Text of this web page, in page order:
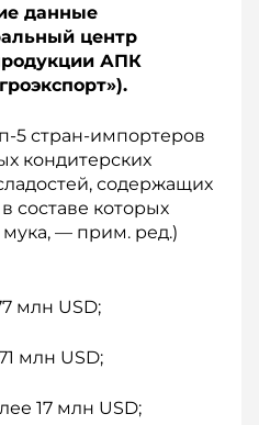
данные
центр
АПК
5 стран-импортеров
кондитерских
содержащих
составе которых
мука, — прим. ред.)
млн USD;
млн USD;
17 млн USD;